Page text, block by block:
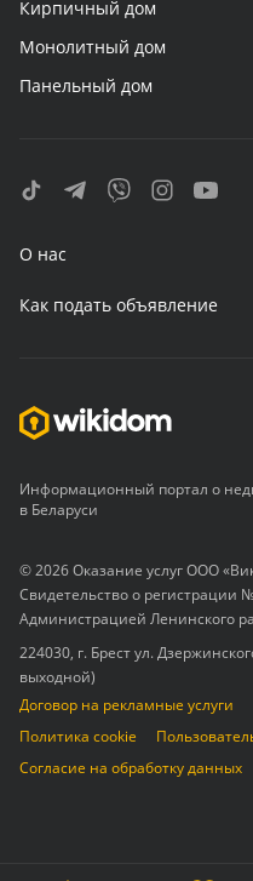
Кирпичный дом
Монолитный дом
Панельный дом
О нас
Как подать объявление
Информационный портал о
в Беларуси
© 2026 Оказание услуг ООО
Свидетельство о регистрации
Администрацией Ленинского
224030, г. Брест ул.
выходной)
Договор на рекламные услуги
Политика cookie
Согласие на обработку данных